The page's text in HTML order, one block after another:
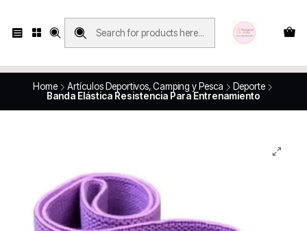
Home Artículos Deportivos, Camping y Pesca
Deporte
Banda Elástica Resistencia Para Entrenamiento